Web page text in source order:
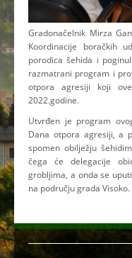
Gradonačelnik Mirza
Koordinacije boračkih
porodica šehida i
razmatrani program i
otpora agresiji koji
2022.godine.
Utvrđen je program
Dana otpora agresiji, a
spomen obilježju
čega će delegacije
grobljima, a onda se
na području grada Visoko.